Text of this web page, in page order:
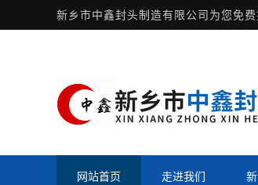
新乡市中鑫封头制造有限公司为您免
网站首页 走进我们